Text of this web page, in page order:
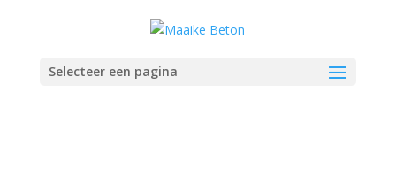
Selecteer een pagina